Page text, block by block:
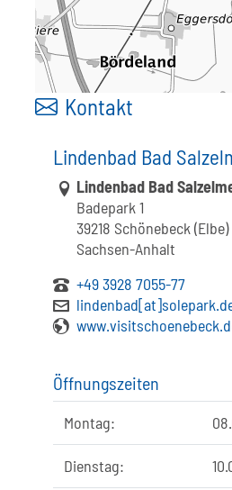
Kontakt
Lindenbad Bad
Link zur Google-Maps
Lindenbad Bad
Badepark 1
39218 Schönebeck (Elbe)
Sachsen-Anhalt
+49 3928 7055-77
Öffnungszeiten
Montag:
Dienstag: